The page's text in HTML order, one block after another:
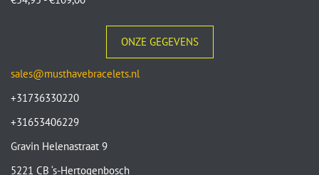
ONZE GEGEVENS
sales@musthavebracelets.nl
+31736330220
+31653406229
Gravin Helenastraat 9
5221 CB ‘s-Hertogenbosch